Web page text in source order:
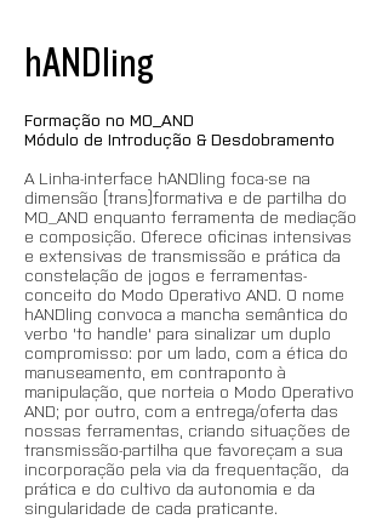
hANDling
Formação no MO_AND
Módulo de Introdução & Desdobramento
A Linha-interface hANDling foca-se na
dimensão (trans)formativa e de partilha do
MO_AND enquanto ferramenta de mediação
e composição. Oferece oficinas intensivas
e extensivas de transmissão e prática da
constelação de jogos e ferramentas-
conceito do Modo Operativo AND. O nome
hANDling convoca a mancha semântica do
verbo 'to handle' para sinalizar um duplo
compromisso: por um lado, com a ética do
manuseamento, em contraponto à
manipulação, que norteia o Modo Operativo
AND; por outro, com a entrega/oferta das
nossas ferramentas, criando situações de
transmissão-partilha que favoreçam a sua
incorporação pela via da frequentação,  da
prática e do cultivo da autonomia e da
singularidade de cada praticante.